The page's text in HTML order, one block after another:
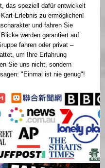
das speziell dafür entwickelt
Erlebnis zu ermöglichen!
und fahren Sie
werden garantiert auf
fahren oder privat –
um Ihre Erfahrung
Sie uns nicht, sondern
"Einmal ist nie genug"!